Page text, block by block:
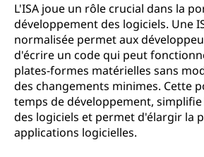
L'ISA joue un rôle crucial dans la
développement des logiciels. Une
normalisée permet aux
d'écrire un code qui peut
plates-formes matérielles sans
des changements minimes. Cette
temps de développement,
des logiciels et permet d'élargir la
applications logicielles.